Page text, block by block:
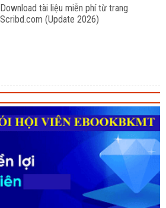
Download tài liệu miễn phí từ trang
Scribd.com (Update 2026)